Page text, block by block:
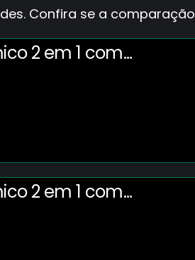
Confira se a
2 em 1 com
Calção
2 em 1 com
Calção